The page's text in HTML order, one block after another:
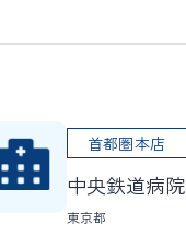
首都圏本店
中央鉄道病院
東京都